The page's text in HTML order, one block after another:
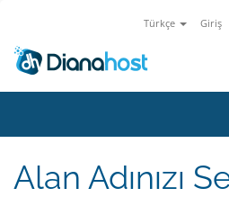
Türkçe Giriş
Alan Adınızı